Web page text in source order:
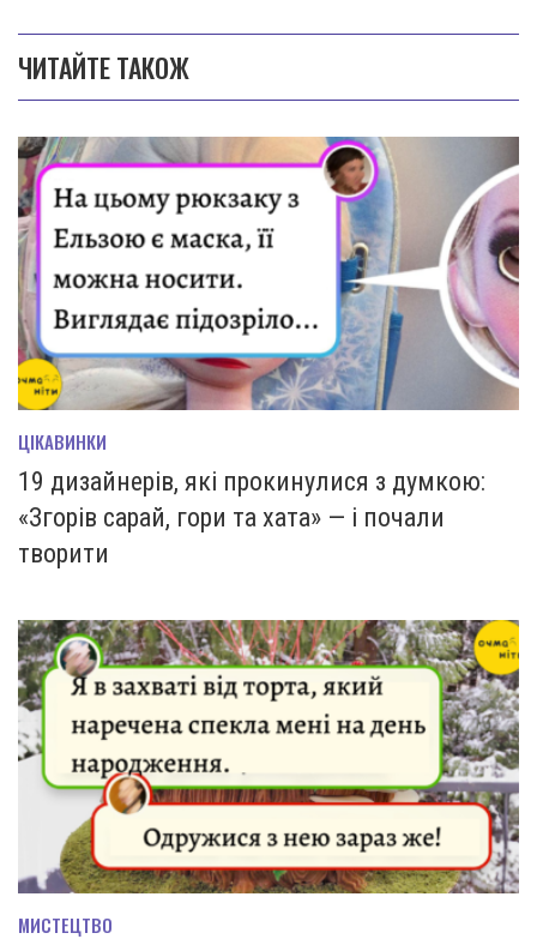
ЧИТАЙТЕ ТАКОЖ
ЦІКАВИНКИ
19 дизайнерів, які прокинулися з думкою:
«Згорів сарай, гори та хата» — і почали
творити
МИСТЕЦТВО